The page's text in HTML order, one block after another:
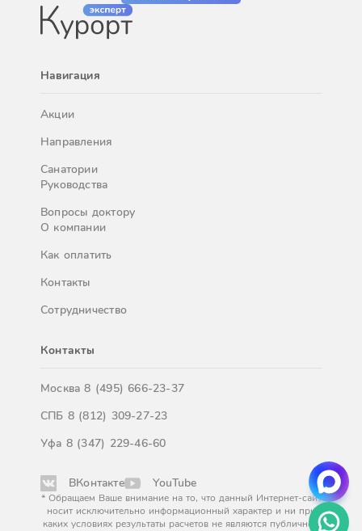
Навигация
Акции
Направления
Санатории
Руководства
Вопросы доктору
О компании
Как оплатить
Контакты
Сотрудничество
Контакты
Москва8 (495) 666-23-37
СПБ 8 (812) 309-27-23
Уфа 8 (347) 229-46-60
ВКонтакте YouTube
* Обращаем Ваше внимание на то, что данный Интернет-сайт
носит исключительно информационный характер и ни при
каких условиях результаты расчетов не являются публичной